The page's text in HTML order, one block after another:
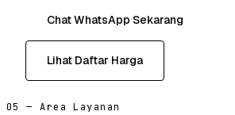
Chat WhatsApp Sekarang
Lihat Daftar Harga
05 — Area Layanan